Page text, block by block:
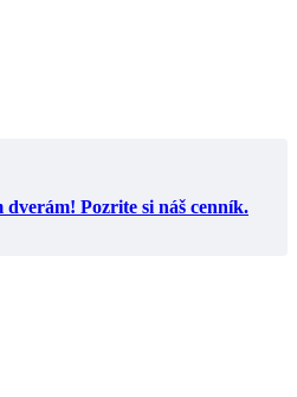
Pozrite si náš cenník.